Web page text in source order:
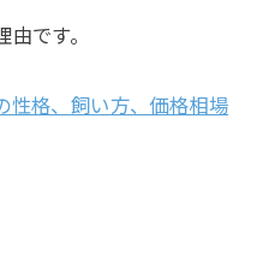
です。
性格、飼い方、価格相場